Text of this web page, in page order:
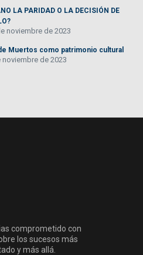
LA PARIDAD O LA DECISIÓN DE
noviembre de 2023
Muertos como patrimonio cultural
noviembre de 2023
comprometido con
los sucesos más
y más allá.